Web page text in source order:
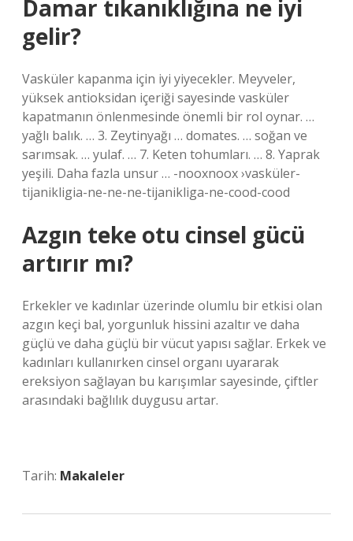
Damar tıkanıklığına ne iyi
gelir?
Vasküler kapanma için iyi yiyecekler. Meyveler,
yüksek antioksidan içeriği sayesinde vasküler
kapatmanın önlenmesinde önemli bir rol oynar. …
yağlı balık. … 3. Zeytinyağı … domates. … soğan ve
sarımsak. … yulaf. … 7. Keten tohumları. … 8. Yaprak
yeşili. Daha fazla unsur … -nooxnoox ›vasküler-
tijanikligia-ne-ne-ne-tijanikliga-ne-cood-cood
Azgın teke otu cinsel gücü
artırır mı?
Erkekler ve kadınlar üzerinde olumlu bir etkisi olan
azgın keçi bal, yorgunluk hissini azaltır ve daha
güçlü ve daha güçlü bir vücut yapısı sağlar. Erkek ve
kadınları kullanırken cinsel organı uyararak
ereksiyon sağlayan bu karışımlar sayesinde, çiftler
arasındaki bağlılık duygusu artar.
Tarih: Makaleler